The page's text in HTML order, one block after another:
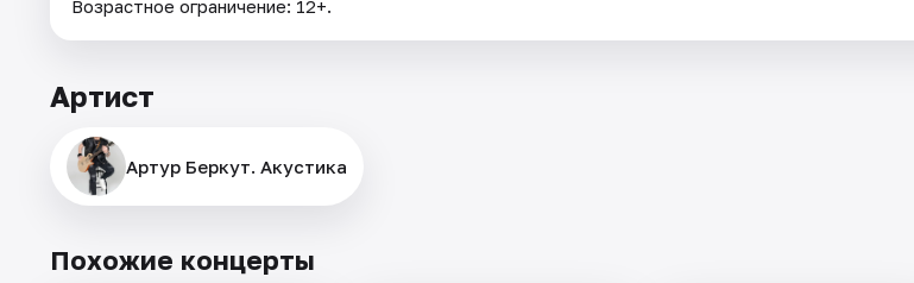
Возрастное ограничение: 12+.
Артист
Артур Беркут. Акустика
Похожие концерты